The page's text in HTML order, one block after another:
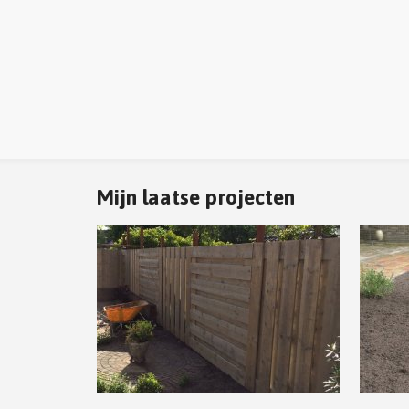
Mijn laatse projecten